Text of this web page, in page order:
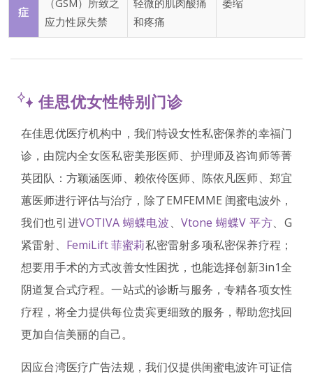
症
（GSM）所致之
应力性尿失禁
轻微的肌肉酸痛
和疼痛
萎缩
佳思优女性特别门诊
在佳思优医疗机构中，我们特设女性私密保养的幸福门
诊，由院内全女医私密美形医师、护理师及咨询师等菁
英团队：方颖涵医师、赖依伶医师、陈依凡医师、郑宜
蕙医师进行评估与治疗，除了EMFEMME 闺蜜电波外，
我们也引进VOTIVA 蝴蝶电波、Vtone 蝴蝶V 平方、G
紧雷射、 FemiLift 菲蜜莉私密雷射多项私密保养疗程；
想要用手术的方式改善女性困扰，也能选择创新3in1全
阴道复合式疗程。一站式的诊断与服务，专精各项女性
疗程，将全力提供每位贵宾更细致的服务，帮助您找回
更加自信美丽的自己。
因应台湾医疗广告法规，我们仅提供闺蜜电波许可证信